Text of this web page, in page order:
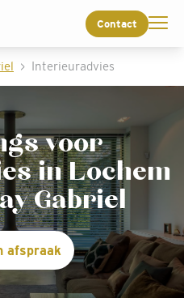
Contact
Interieuradvies
voor
in Lochem
Gabriel
afspraak